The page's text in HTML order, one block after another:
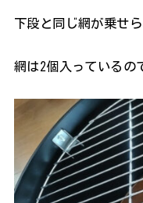
下段と同じ網が乗せ
網は2個入っているの